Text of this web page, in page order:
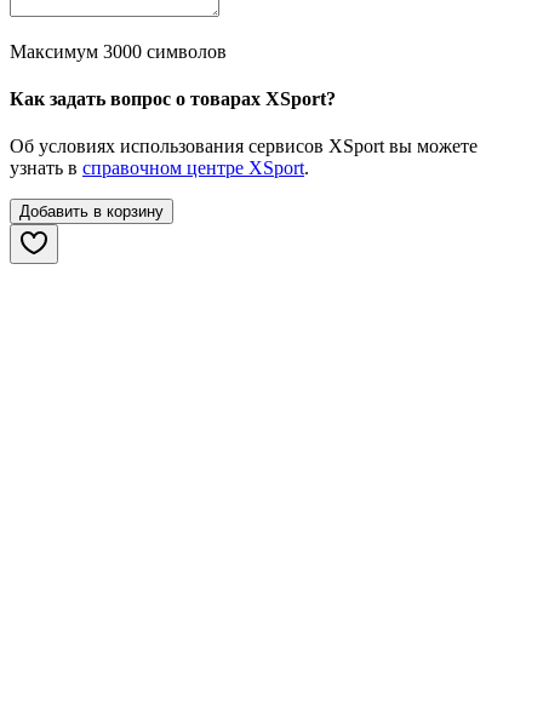
Максимум 3000 символов
Как задать вопрос о товарах XSport?
Об условиях использования сервисов XSport вы можете
узнать в справочном центре XSport.
Добавить в корзину